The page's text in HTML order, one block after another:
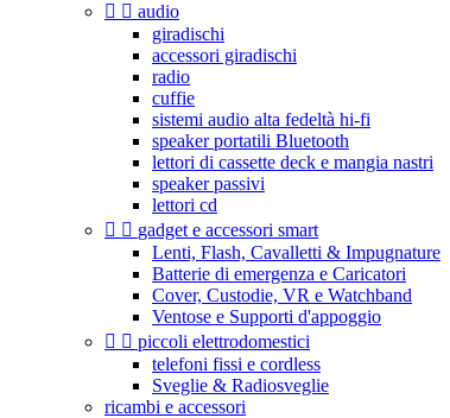
  audio
giradischi
accessori giradischi
radio
cuffie
sistemi audio alta fedeltà hi-fi
speaker portatili Bluetooth
lettori di cassette deck e mangia nastri
speaker passivi
lettori cd
  gadget e accessori smart
Lenti, Flash, Cavalletti & Impugnature
Batterie di emergenza e Caricatori
Cover, Custodie, VR e Watchband
Ventose e Supporti d'appoggio
  piccoli elettrodomestici
telefoni fissi e cordless
Sveglie & Radiosveglie
ricambi e accessori